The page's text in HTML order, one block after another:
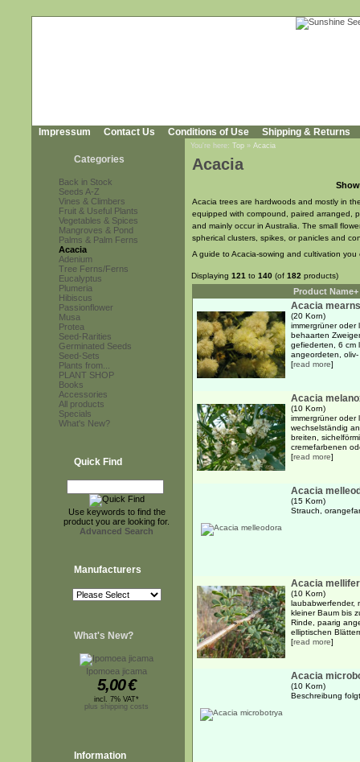
Impressum Contact Us Conditions of Use Shipping & Returns
Categories
Back in Stock
Seeds A-Z
Vines & Climbers
Fruit & Useful Plants
Vegetables & Spices
Mangroves & Pond
Palms & Palm Ferns
Acacia
Adenium
Tree Ferns/Ferns
Eucalyptus
Plumeria
Hibiscus
Passionflower
Musa
Protea
Seed-Rarities
Germinated Seeds
Seed-Sets
Plants from...
PLANT SHOP
Books
Accessories
All products
Specials
What's New?
Quick Find
Use keywords to find the
product you are looking for.
Advanced Search
Manufacturers
What's New?
Ipomoea jicama
5,00€
incl. 7% VAT*
plus shipping costs
Information
You're here: Top » Acacia
Acacia
Acacia trees are hardwoods and mostly in
equipped with compound, paired arranged,
and mainly occur in Australia. The small
spherical clusters, spikes, or panicles and
A guide to Acacia-sowing and cultivation
Displaying 121 to 140 (of 182 products)
Product Name+
Acacia
(20 Korn)
immergrüner oder
behaarten
gefiederten, 6 cm
angeordeten,
[read more]
Acacia
(10 Korn)
immergrüner oder
wechselständig
breiten,
cremefarbenen
[read more]
Acacia
(15 Korn)
Strauch,
Acacia
(10 Korn)
laubabwerfender,
kleiner Baum bis
Rinde, paarig
elliptischen
[read more]
Acacia
(10 Korn)
Beschreibung